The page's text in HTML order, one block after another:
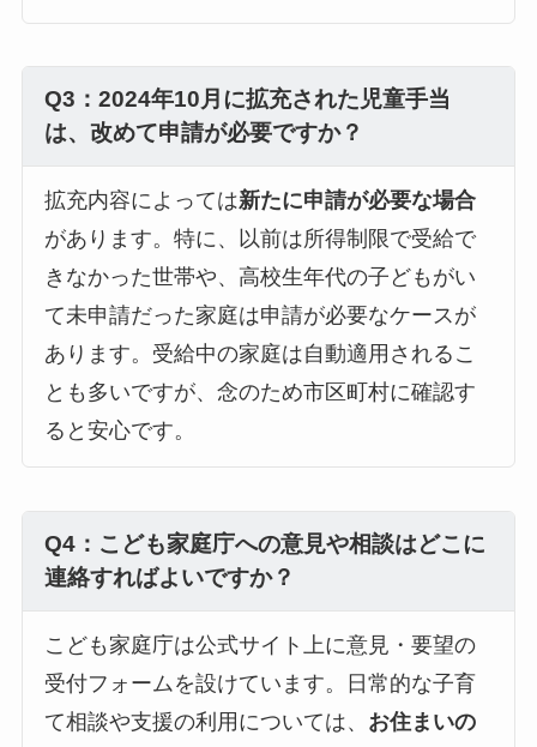
Q3：2024年10月に拡充された児童手当
は、改めて申請が必要ですか？
拡充内容によっては新たに申請が必要な場合
があります。特に、以前は所得制限で受給で
きなかった世帯や、高校生年代の子どもがい
て未申請だった家庭は申請が必要なケースが
あります。受給中の家庭は自動適用されるこ
とも多いですが、念のため市区町村に確認す
ると安心です。
Q4：こども家庭庁への意見や相談はどこに
連絡すればよいですか？
こども家庭庁は公式サイト上に意見・要望の
受付フォームを設けています。日常的な子育
て相談や支援の利用については、 お住まいの